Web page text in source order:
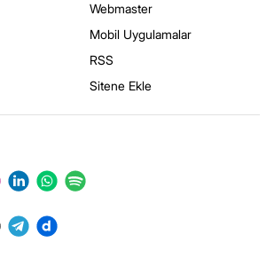
Webmaster
Mobil Uygulamalar
RSS
Sitene Ekle